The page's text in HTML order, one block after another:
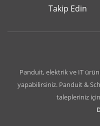
Takip Edin
Panduit, elektrik ve IT
yapabilirsiniz. Panduit &
talepleriniz